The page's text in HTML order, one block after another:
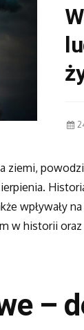
ziemi,
wpływały
w historii
–